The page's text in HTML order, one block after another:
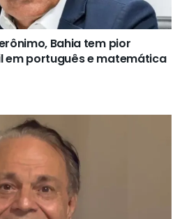
Bahia tem pior
em português e matemática